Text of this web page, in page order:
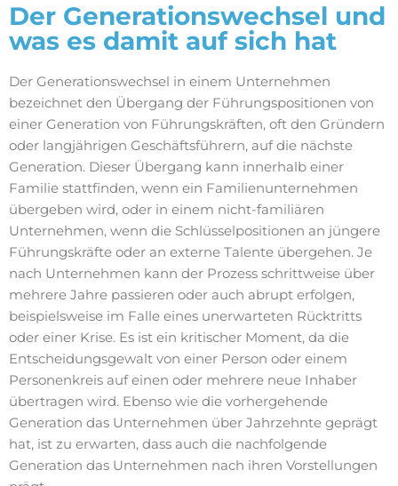
Der Generationswechsel und
was es damit auf sich hat
Der Generationswechsel in einem Unternehmen
bezeichnet den Übergang der Führungspositionen von
einer Generation von Führungskräften, oft den Gründern
oder langjährigen Geschäftsführern, auf die nächste
Generation. Dieser Übergang kann innerhalb einer
Familie stattfinden, wenn ein Familienunternehmen
übergeben wird, oder in einem nicht-familiären
Unternehmen, wenn die Schlüsselpositionen an jüngere
Führungskräfte oder an externe Talente übergehen. Je
nach Unternehmen kann der Prozess schrittweise über
mehrere Jahre passieren oder auch abrupt erfolgen,
beispielsweise im Falle eines unerwarteten Rücktritts
oder einer Krise. Es ist ein kritischer Moment, da die
Entscheidungsgewalt von einer Person oder einem
Personenkreis auf einen oder mehrere neue Inhaber
übertragen wird. Ebenso wie die vorhergehende
Generation das Unternehmen über Jahrzehnte geprägt
hat, ist zu erwarten, dass auch die nachfolgende
Generation das Unternehmen nach ihren Vorstellungen